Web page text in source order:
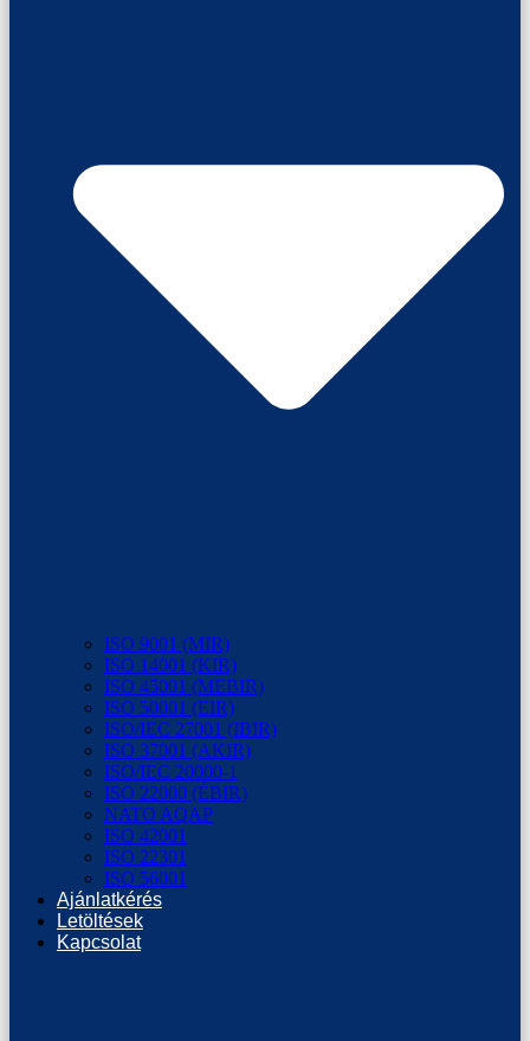
ISO 9001 (MIR)
ISO 14001 (KIR)
ISO 45001 (MEBIR)
ISO 50001 (EIR)
ISO/IEC 27001 (IBIR)
ISO 37001 (AKIR)
ISO/IEC 20000-1
ISO 22000 (ÉBIR)
NATO AQAP
ISO 42001
ISO 22301
ISO 56001
Ajánlatkérés
Letöltések
Kapcsolat